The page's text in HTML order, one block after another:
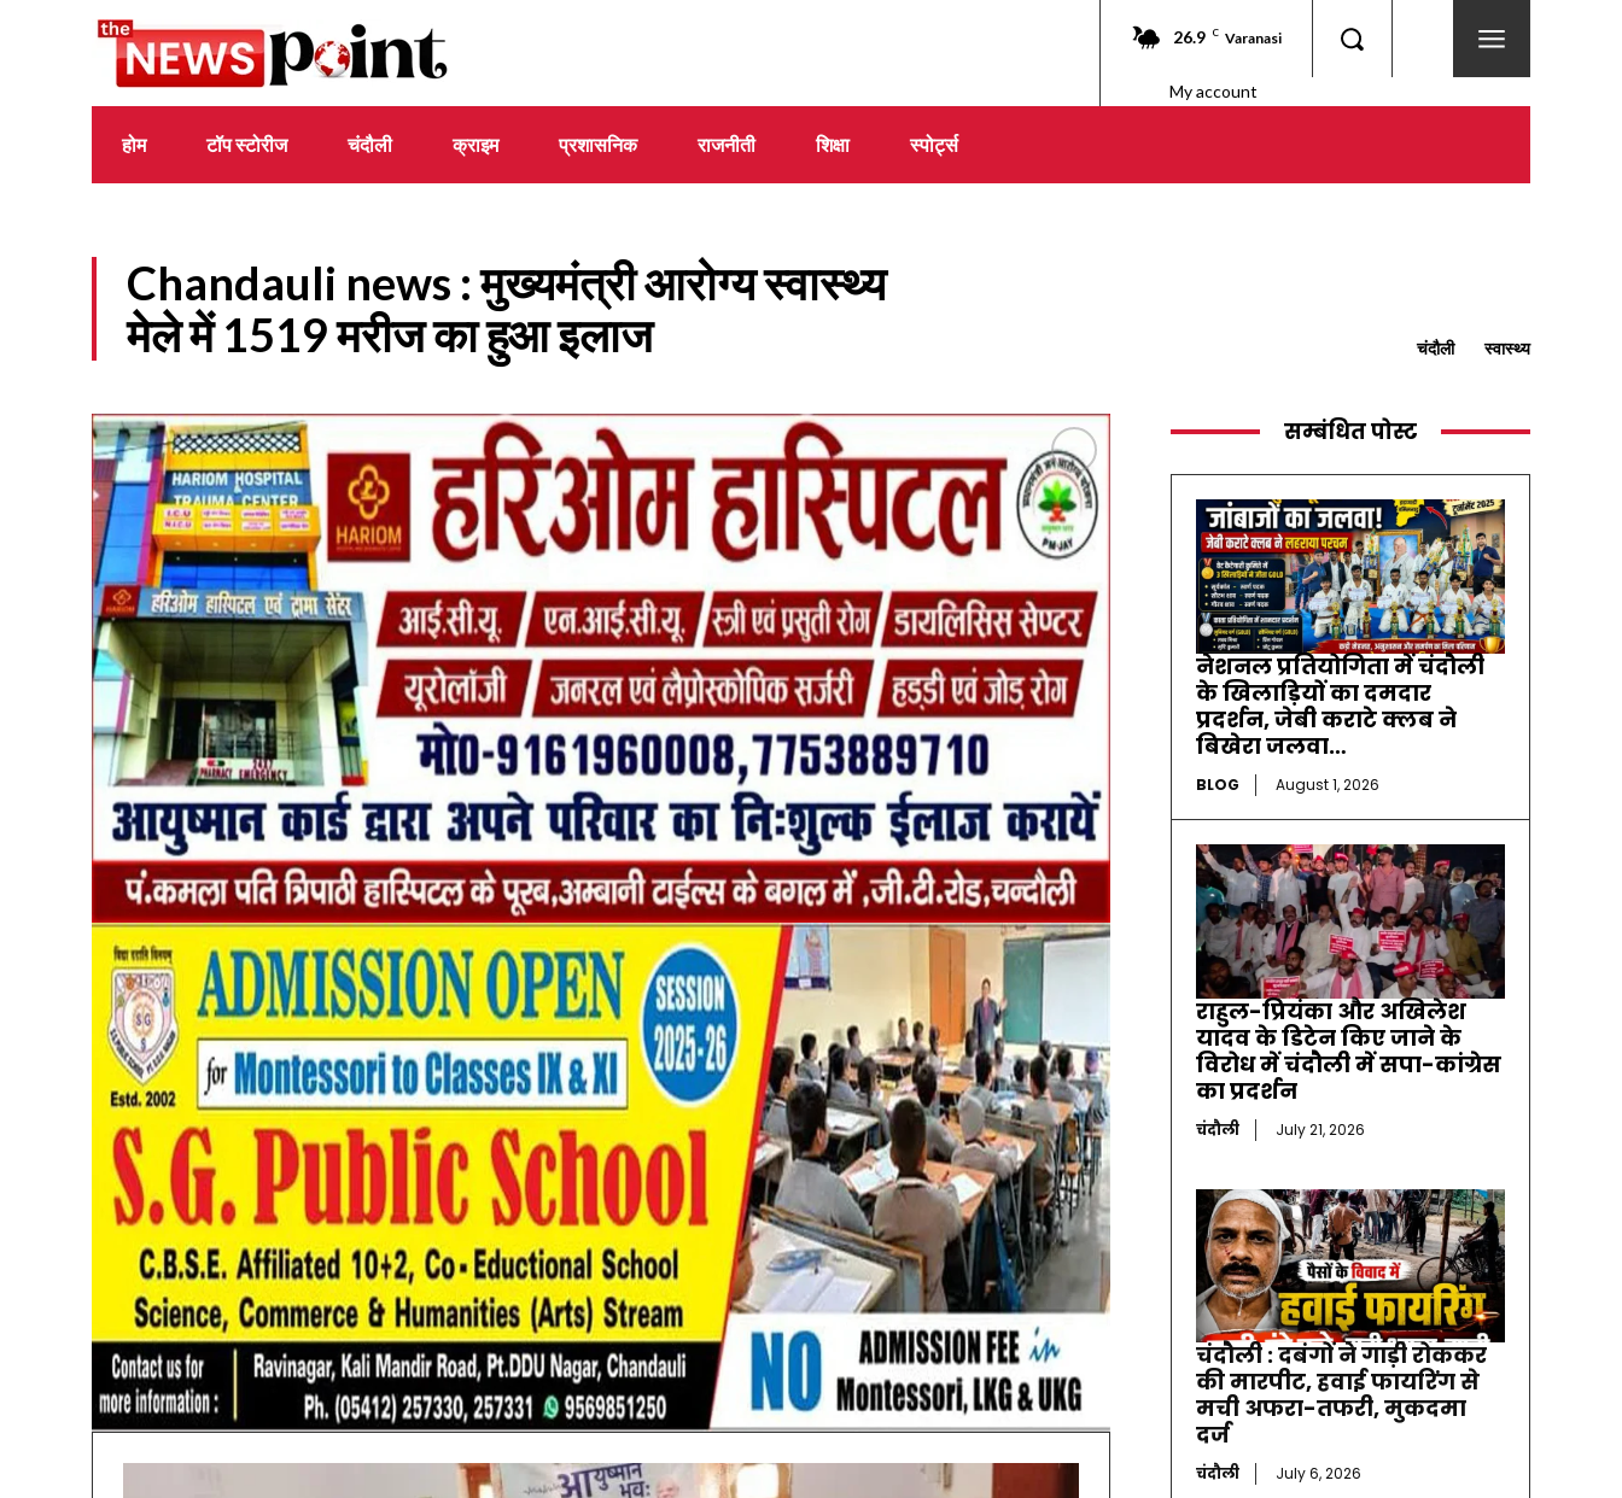
26.9 C Varanasi
My account
होम टॉप स्टोरीज चंदौली क्राइम प्रशासनिक राजनीती शिक्षा स्पोर्ट्स
Chandauli news : मुख्यमंत्री आरोग्य स्वास्थ्य
मेले में 1519 मरीज का हुआ इलाज
चंदौली स्वास्थ्य
सम्बंधित पोस्ट
नेशनल प्रतियोगिता में चंदौली
के खिलाड़ियों का दमदार
प्रदर्शन, जेबी कराटे क्लब ने
बिखेरा जलवा…
BLOG August 1, 2026
राहुल-प्रियंका और अखिलेश
यादव के डिटेन किए जाने के
विरोध में चंदौली में सपा-कांग्रेस
का प्रदर्शन
चंदौली July 21, 2026
चंदौली : दबंगों ने गाड़ी रोककर
की मारपीट, हवाई फायरिंग से
मची अफरा-तफरी, मुकदमा
दर्ज
चंदौली July 6, 2026